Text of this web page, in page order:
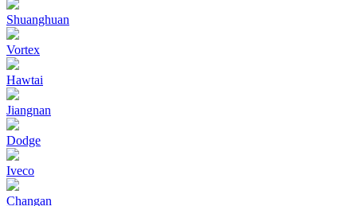
Shuanghuan
Vortex
Hawtai
Jiangnan
Dodge
Iveco
Changan